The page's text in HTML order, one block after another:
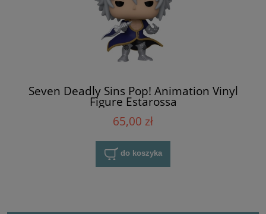
Seven Deadly Sins Pop! Animation Vinyl
Figure Estarossa
65,00 zł
do koszyka